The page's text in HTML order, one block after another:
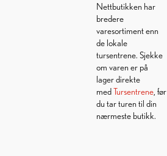
Nettbutikken har
bredere
varesortiment enn
de lokale
tursentrene. Sjekke
om varen er på
lager direkte
medTursentrene, før
du tar turen til din
nærmeste butikk.